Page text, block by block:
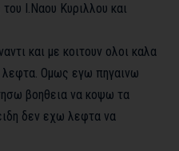
Ι.Ναου Κυριλλου και
και με κοιτουν ολοι καλα
λεφτα. Ομως εγω πηγαινω
βοηθεια να κοψω τα
δεν εχω λεφτα να